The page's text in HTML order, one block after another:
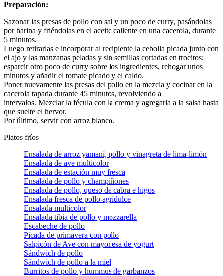
Preparación:
Sazonar las presas de pollo con sal y un poco de curry, pasándolas
por harina y friéndolas en el aceite caliente en una cacerola, durante
5 minutos.
Luego retirarlas e incorporar al recipiente la cebolla picada junto con
el ajo y las manzanas peladas y sin semillas cortadas en trocitos;
esparcir otro poco de curry sobre los ingredientes, rehogar unos
minutos y añadir el tomate picado y el caldo.
Poner nuevamente las presas del pollo en la mezcla y cocinar en la
cacerola tapada durante 45 minutos, revolviendo a
intervalos. Mezclar la fécula con la crema y agregarla a la salsa hasta
que suelte el hervor.
Por último, servir con arroz blanco.
Platos fríos
Ensalada de arroz yamaní, pollo y vinagreta de lima-limón
Ensalada de ave multicolor
Ensalada de estación muy fresca
Ensalada de pollo y champiñones
Ensalada de pollo, queso de cabra e higos
Ensalada fresca de pollo agridulce
Ensalada multicolor
Ensalada tibia de pollo y mozzarella
Escabeche de pollo
Picada de primavera con pollo
Salpicón de Ave con mayonesa de yogurt
Sándwich de pollo
Sándwich de pollo a la miel
Burritos de pollo y hummus de garbanzos